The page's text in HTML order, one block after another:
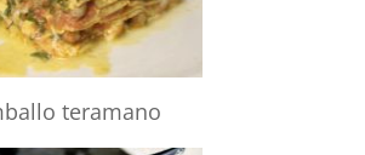
teramano